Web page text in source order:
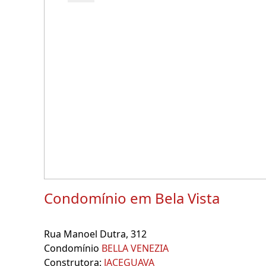
Condomínio em Bela Vista
Rua Manoel Dutra, 312
Condomínio BELLA VENEZIA
Construtora: JACEGUAVA